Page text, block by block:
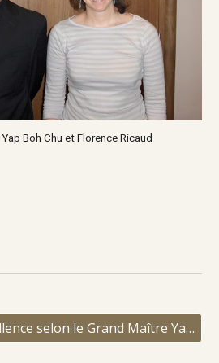
Boh Chu et Florence Ricaud
Qu'est-ce que l'excellence selon le Grand Maître Yap Cheng Hai ?